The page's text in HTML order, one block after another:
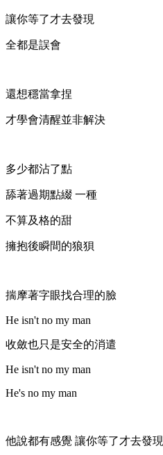
讓你等了才去發現
全都是誤會
還想穩當拿捏
才學會清醒並非解決
多少都沾了點
舔著過期點綴 一種
不算及格的甜
擁抱後瞬間的狼狽
揣摩著字眼找合理的臉
He isn't no my man
收斂也只是安全的消遣
He isn't no my man
He's no my man
他說都有感覺 讓你等了才去發現